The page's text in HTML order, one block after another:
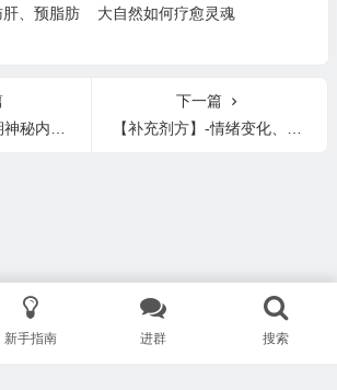
肝、预脂肪
大自然如何疗愈灵魂
恶感、悲伤
下一篇
【补充剂方】-情绪变化、情绪波动、易怒烦躁和情绪挣扎
新手指南 进群 搜索